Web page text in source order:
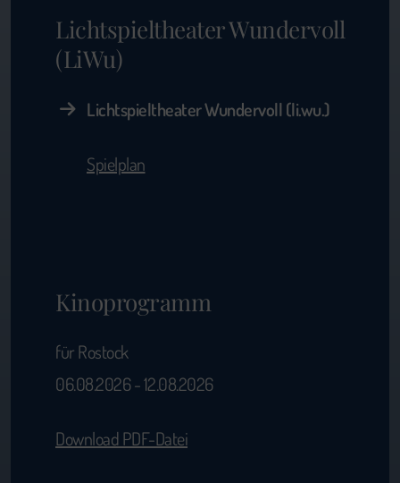
Lichtspieltheater Wundervoll
(LiWu)
Lichtspieltheater Wundervoll (li.wu.)
Spielplan
Kinoprogramm
für Rostock
06.08.2026 - 12.08.2026
Download PDF-Datei